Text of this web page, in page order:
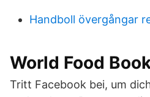
Handboll övergångar
World Food
Tritt Facebook bei, um